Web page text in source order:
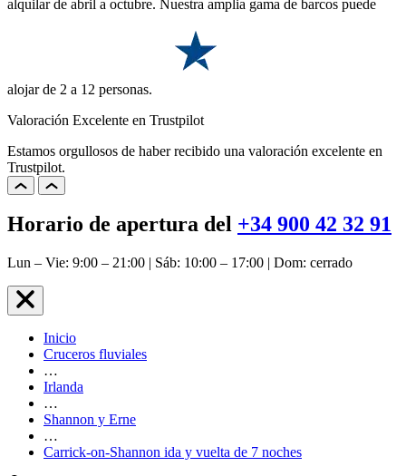
alquilar de abril a octubre. Nuestra amplia gama de barcos puede
alojar de 2 a 12 personas.
Valoración Excelente en Trustpilot
Estamos orgullosos de haber recibido una valoración excelente en
Trustpilot.
Horario de apertura del +34 900 42 32 91
Lun – Vie: 9:00 – 21:00 | Sáb: 10:00 – 17:00 | Dom: cerrado
Inicio
Cruceros fluviales
…
Irlanda
…
Shannon y Erne
…
Carrick-on-Shannon ida y vuelta de 7 noches